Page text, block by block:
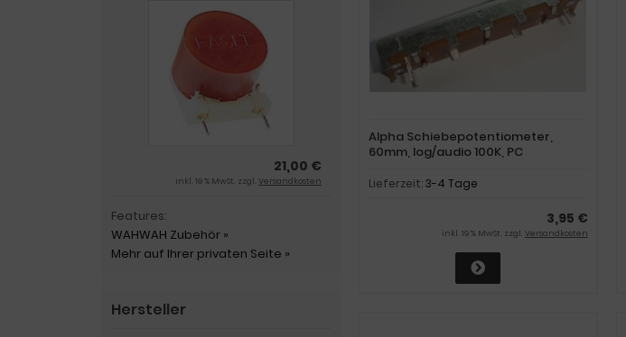
Alpha Schiebepotentiometer,
60mm, log/audio 100K, PC
Lieferzeit:3-4 Tage
3,95 €
inkl. 19 % MwSt. zzgl. Versandkosten
21,00 €
inkl. 19 % MwSt. zzgl. Versandkosten
Features:
WAHWAH Zubehör »
Mehr auf Ihrer privaten Seite »
Hersteller